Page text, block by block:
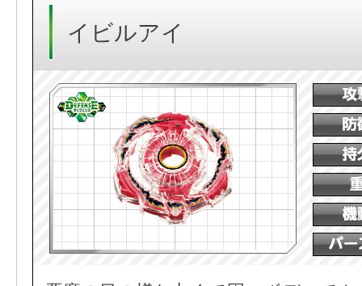
イビルアイ